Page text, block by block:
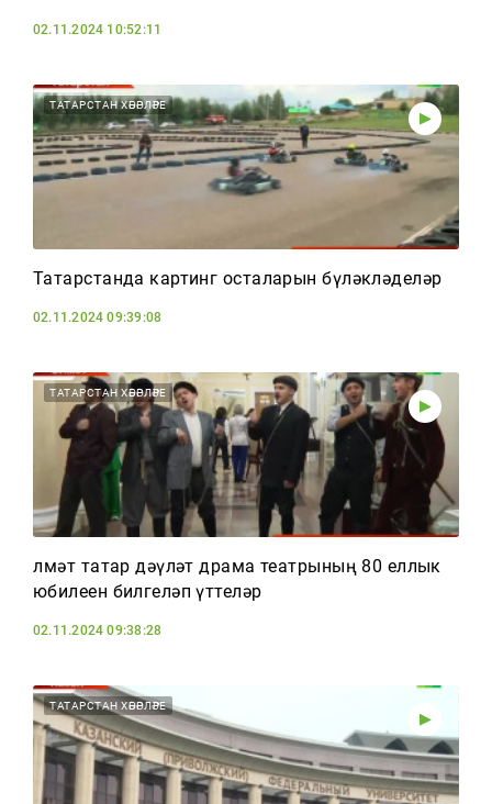
02.11.2024 10:52:11
ТАТАРСТАН ХӘБӘРЛӘРЕ
Татарстанда картинг осталарын бүләкләделәр
02.11.2024 09:39:08
ТАТАРСТАН ХӘБӘРЛӘРЕ
Әлмәт татар дәүләт драма театрының 80 еллык
юбилеен билгеләп үттеләр
02.11.2024 09:38:28
ТАТАРСТАН ХӘБӘРЛӘРЕ